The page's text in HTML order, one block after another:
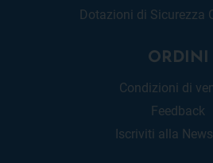
Dotazioni di Sicurezza
ORDINI
Condizioni di
Feedback
Iscriviti alla